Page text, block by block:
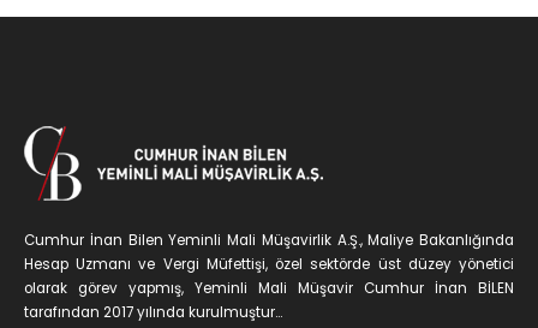
Cumhur İnan Bilen Yeminli Mali Müşavirlik A.Ş., Maliye Bakanlığında
Hesap Uzmanı ve Vergi Müfettişi, özel sektörde üst düzey yönetici
olarak görev yapmış, Yeminli Mali Müşavir Cumhur İnan BİLEN
tarafından 2017 yılında kurulmuştur...